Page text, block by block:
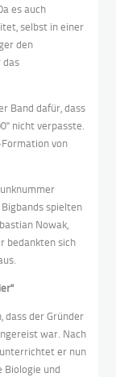
es auch
selbst in einer
den
das
Band dafür, dass
nicht verpasste.
von
spielten
Nowak,
bedankten sich
dass der Gründer
war. Nach
er nun
Biologie und